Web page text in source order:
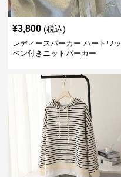
¥3,800 (税込)
レディースパーカー ハートワッ
ペン付きニットパーカー